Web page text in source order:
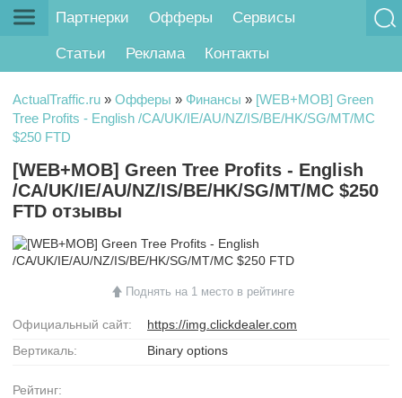
Партнерки Офферы Сервисы
Статьи Реклама Контакты
ActualTraffic.ru » Офферы » Финансы » [WEB+MOB] Green
Tree Profits - English /CA/UK/IE/AU/NZ/IS/BE/HK/SG/MT/MC
$250 FTD
[WEB+MOB] Green Tree Profits - English
/CA/UK/IE/AU/NZ/IS/BE/HK/SG/MT/MC $250
FTD отзывы
Поднять на 1 место в рейтинге
Официальный сайт:
https://img.clickdealer.com
Вертикаль:
Binary options
Рейтинг: